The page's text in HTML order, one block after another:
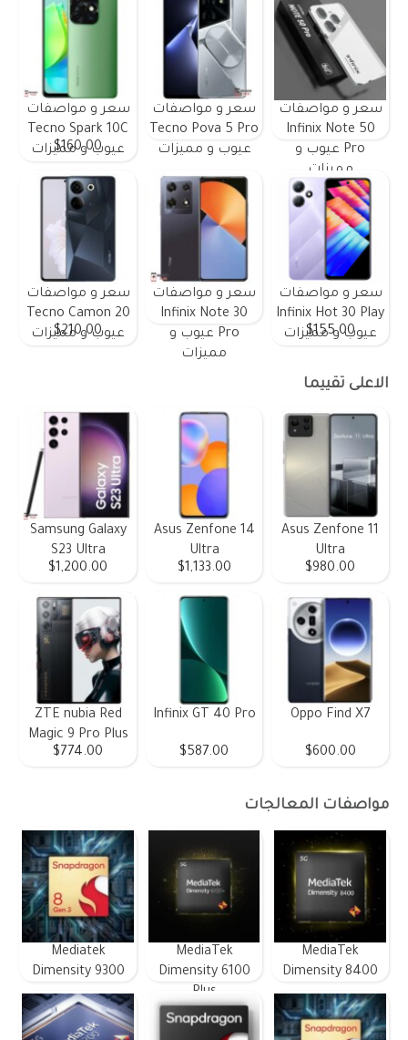
سعر و مواصفات
Infinix Note 50
Pro عيوب و
مميزات
سعر و مواصفات
Tecno Pova 5 Pro
عيوب و مميزات
سعر و مواصفات
Tecno Spark 10C
عيوب و مميزات
$160.00
سعر و مواصفات
Infinix Hot 30 Play
عيوب و مميزات
$155.00
سعر و مواصفات
Infinix Note 30
Pro عيوب و
مميزات
سعر و مواصفات
Tecno Camon 20
عيوب و مميزات
$210.00
الاعلى تقييما
Asus Zenfone 11
Ultra
$980.00
Asus Zenfone 14
Ultra
$1,133.00
Samsung Galaxy
S23 Ultra
$1,200.00
Oppo Find X7
$600.00
Infinix GT 40 Pro
$587.00
ZTE nubia Red
Magic 9 Pro Plus
$774.00
مواصفات المعالجات
MediaTek
Dimensity 8400
MediaTek
Dimensity 6100
Plus
Mediatek
Dimensity 9300